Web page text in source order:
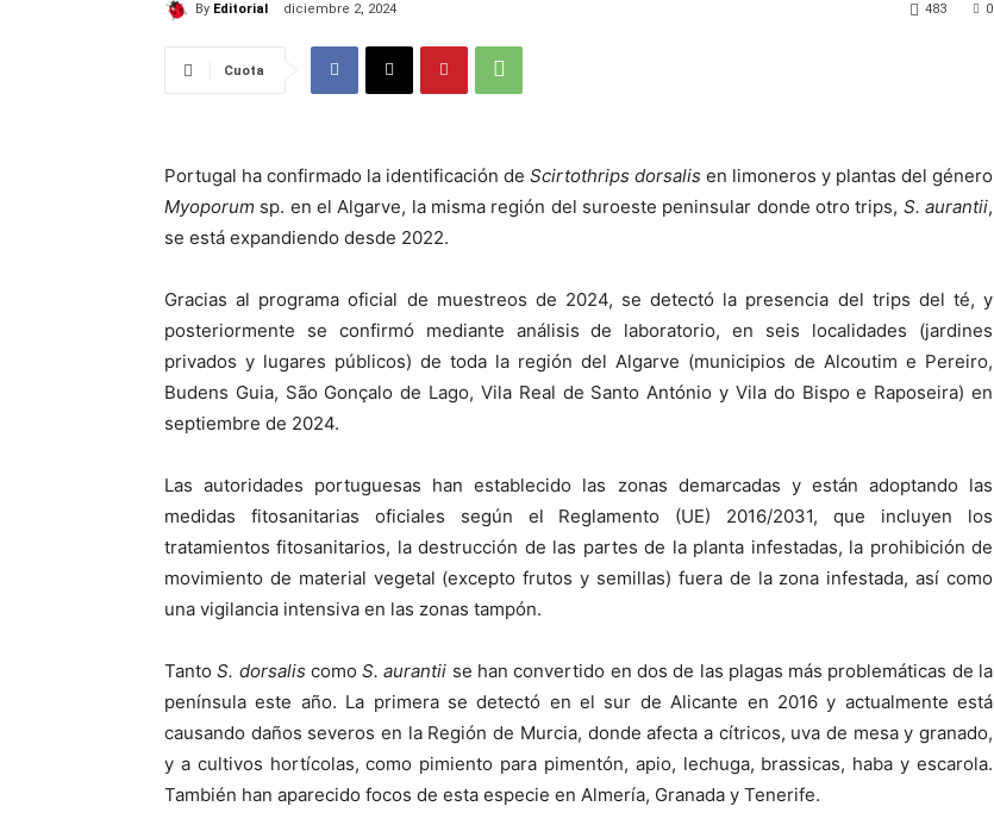
By Editorial diciembre 2, 2024 0
483
Cuota
Portugal ha confirmado la identificación de Scirtothrips dorsalis en limoneros y plantas del género
Myoporum sp. en el Algarve, la misma región del suroeste peninsular donde otro trips, S. aurantii,
se está expandiendo desde 2022.
Gracias al programa oficial de muestreos de 2024, se detectó la presencia del trips del té, y
posteriormente se confirmó mediante análisis de laboratorio, en seis localidades (jardines
privados y lugares públicos) de toda la región del Algarve (municipios de Alcoutim e Pereiro,
Budens Guia, São Gonçalo de Lago, Vila Real de Santo António y Vila do Bispo e Raposeira) en
septiembre de 2024.
Las autoridades portuguesas han establecido las zonas demarcadas y están adoptando las
medidas fitosanitarias oficiales según el Reglamento (UE) 2016/2031, que incluyen los
tratamientos fitosanitarios, la destrucción de las partes de la planta infestadas, la prohibición de
movimiento de material vegetal (excepto frutos y semillas) fuera de la zona infestada, así como
una vigilancia intensiva en las zonas tampón.
TantoS. dorsalis comoS. aurantii se han convertido en dos de las plagas más problemáticas de la
península este año. La primera se detectó en el sur de Alicante en 2016 y actualmente está
causando daños severos en la Región de Murcia, donde afecta a cítricos, uva de mesa y granado,
y a cultivos hortícolas, como pimiento para pimentón, apio, lechuga, brassicas, haba y escarola.
También han aparecido focos de esta especie en Almería, Granada y Tenerife.